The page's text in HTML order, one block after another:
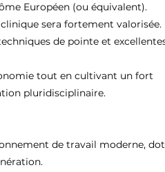
Européen (ou équivalent).
sera fortement valorisée.
de pointe et
tout en cultivant un fort
pluridisciplinaire.
de travail moderne,